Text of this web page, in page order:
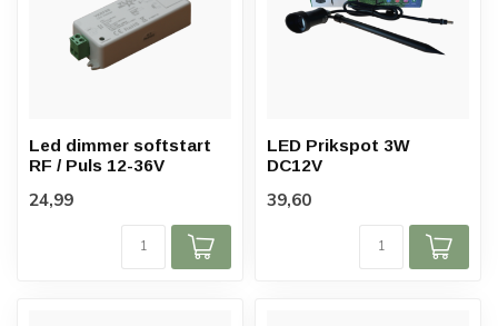
Led dimmer softstart
RF / Puls 12-36V
24,99
LED Prikspot 3W
DC12V
39,60